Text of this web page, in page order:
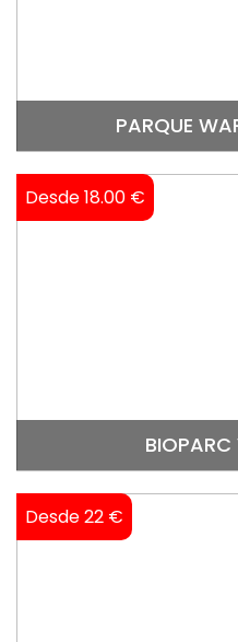
PARQUE
Desde 18.00 €
BIOPARC
Desde 22 €